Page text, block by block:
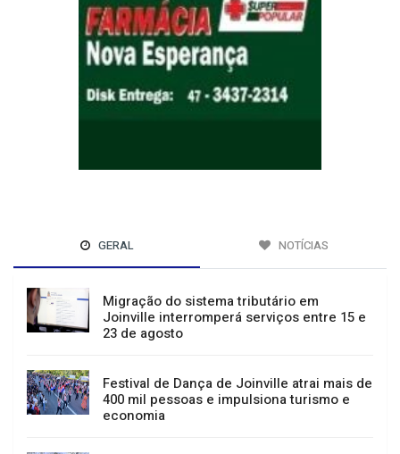
GERAL NOTÍCIAS
Migração do sistema tributário em
Joinville interromperá serviços entre 15 e
23 de agosto
Festival de Dança de Joinville atrai mais de
400 mil pessoas e impulsiona turismo e
economia